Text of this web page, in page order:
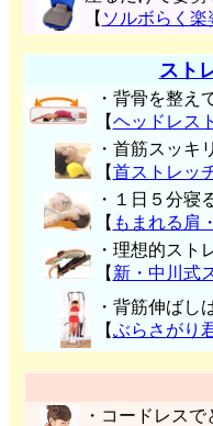
【 ソルボらく楽
スト
・背骨を整え
【ヘッドレス
・首筋スッキリ
【首ストレッ
・１日５分寝
【 もまれる肩
・理想的スト
【 新・中川式
・背筋伸ばし
【ぶらさがり
・コードレス